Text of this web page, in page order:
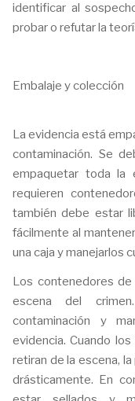
identificar al
probar o refutar la
Embalaje y colección
La evidencia está
contaminación. Se
empaquetar toda la
requieren
también debe estar
fácilmente al
una caja y manejarlos
Los contenedores
escena del
contaminación y
evidencia. Cuando
retiran de la escena,
drásticamente. En